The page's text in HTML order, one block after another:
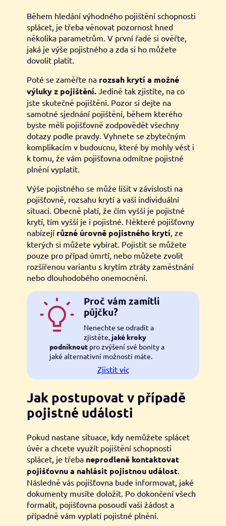
Během hledání výhodného pojištění schopnosti
splácet, je třeba věnovat pozornost hned
několika parametrům. V první řadě si ověřte,
jaká je výše pojistného a zda si ho můžete
dovolit platit.
Poté se zaměřte na rozsah krytí a možné
výluky z pojištění. Jedině tak zjistíte, na co
jste skutečně pojištěni. Pozor si dejte na
samotné sjednání pojištění, během kterého
byste měli pojišťovně zodpovědět všechny
dotazy podle pravdy. Vyhnete se zbytečným
komplikacím v budoucnu, které by mohly vést i
k tomu, že vám pojišťovna odmítne pojistné
plnění vyplatit.
Výše pojistného se může lišit v závislosti na
pojišťovně, rozsahu krytí a vaší individuální
situaci. Obecně platí, že čím vyšší je pojistné
krytí, tím vyšší je i pojistné. Některé pojišťovny
nabízejí různé úrovně pojistného krytí, ze
kterých si můžete vybírat. Pojistit se můžete
pouze pro případ úmrtí, nebo můžete zvolit
rozšířenou variantu s krytím ztráty zaměstnání
nebo dlouhodobého onemocnění.
Proč vám zamítli
půjčku?
Nenechte se odradit a
zjistěte, jaké kroky
podniknoutpro zvýšení své bonity a
jaké alternativní možnosti máte.
Zjistit víc
Jak postupovat v případě
pojistné události
Pokud nastane situace, kdy nemůžete splácet
úvěr a chcete využít pojištění schopnosti
splácet, je třeba neprodleně kontaktovat
pojišťovnu a nahlásit pojistnou událost.
Následně vás pojišťovna bude informovat, jaké
dokumenty musíte doložit. Po dokončení všech
formalit, pojišťovna posoudí vaši žádost a
případně vám vyplatí pojistné plnění.